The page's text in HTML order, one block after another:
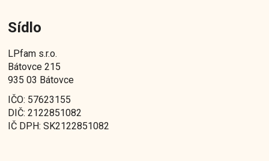
Sídlo
LPfam s.r.o.
Bátovce 215
935 03 Bátovce
IČO: 57623155
DIČ: 2122851082
IČ DPH: SK2122851082